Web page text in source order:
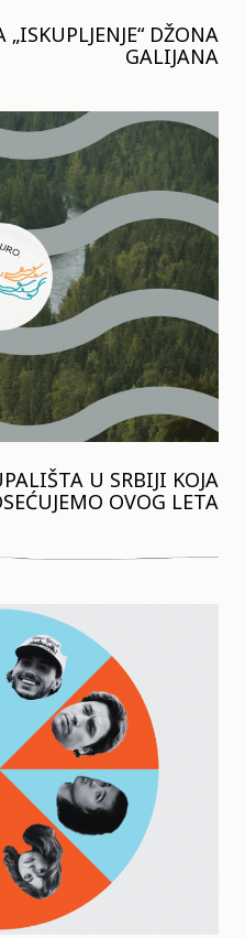
DŽONA
GALIJANA
U SRBIJI KOJA
OVOG LETA